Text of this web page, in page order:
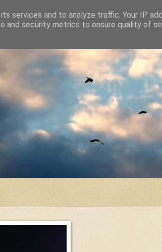
services and to analyze traffic. Your IP
and security metrics to ensure quality of